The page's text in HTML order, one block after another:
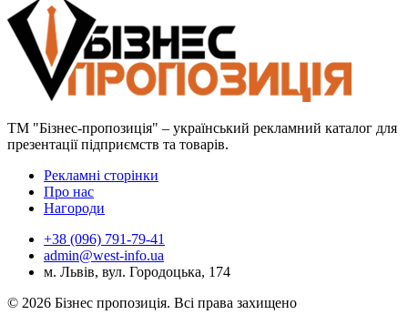
ТМ "Бізнес-пропозиція" – український рекламний каталог для
презентації підприємств та товарів.
Рекламні сторінки
Про нас
Нагороди
+38 (096) 791-79-41
admin@west-info.ua
м. Львів, вул. Городоцька, 174
© 2026 Бізнес пропозиція. Всі права захищено